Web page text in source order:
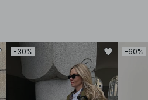
-30% -60%